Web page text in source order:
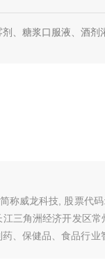
浆口服液、酒剂灌装机;轧盖
称威龙科技, 股票代
三角洲经济开发区常
、保健品、食品行